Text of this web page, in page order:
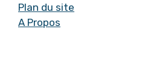
Plan du site
A Propos